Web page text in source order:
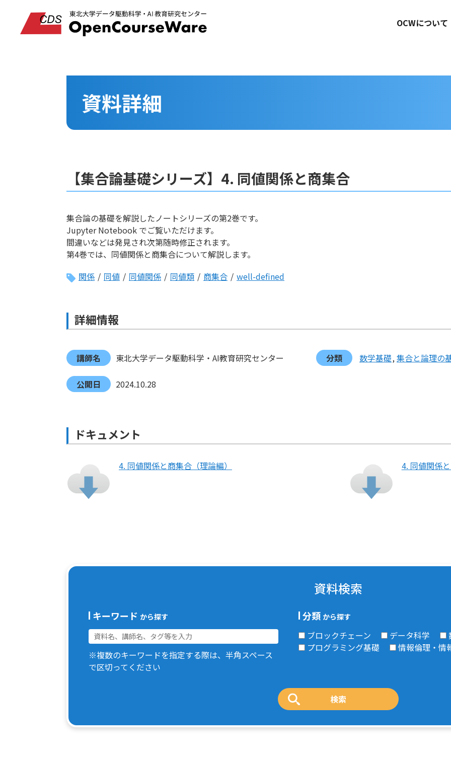
OCWについて
資料詳細
【集合論基礎シリーズ】4. 同値関係と商集合
集合論の基礎を解説したノートシリーズの第2巻です。
Jupyter Notebook でご覧いただけます。
間違いなどは発見され次第随時修正されます。
第4巻では、同値関係と商集合について解説します。
関係 / 同値 / 同値関係 / 同値類 / 商集合 / well-defined
詳細情報
講師名 東北大学データ駆動科学・AI教育研究センター 分類 数学基礎 集合と論理の
公開日 2024.10.28
ドキュメント
4. 同値関係と商集合（理論編） 4. 同値関係
資料検索
キーワード から探す
※複数のキーワードを指定する際は、半角スペース
で区切ってください
分類 から探す
ブロックチェーン データ科学
プログラミング基礎
情報倫理・情